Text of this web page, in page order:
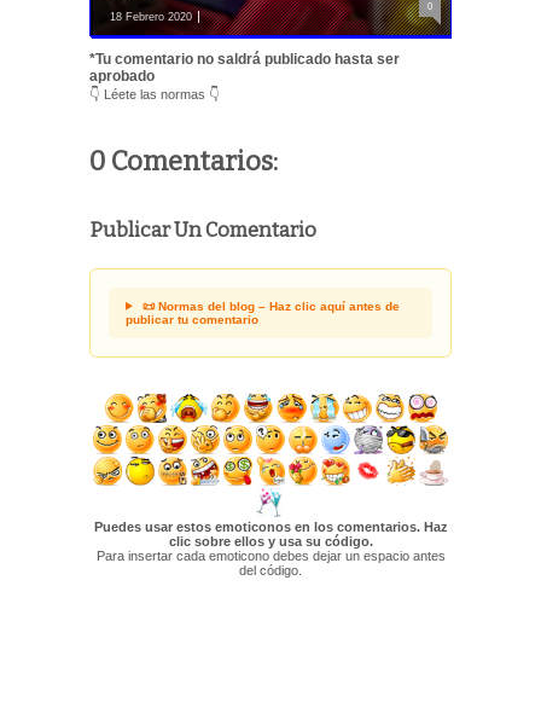
18 Febrero 2020
0
*Tu comentario no saldrá publicado hasta ser
aprobado
👇 Léete las normas 👇
0 Comentarios:
Publicar Un Comentario
📜 Normas del blog – Haz clic aquí antes de
publicar tu comentario
Puedes usar estos emoticonos en los comentarios. Haz
clic sobre ellos y usa su código.
Para insertar cada emoticono debes dejar un espacio antes
del código.